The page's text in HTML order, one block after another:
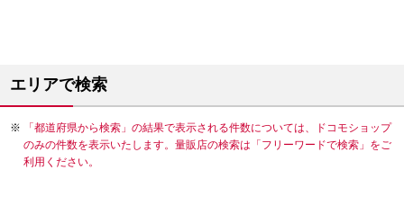
エリアで検索
「都道府県から検索」の結果で表示される件数については、ドコモショップ
のみの件数を表示いたします。量販店の検索は「フリーワードで検索」をご
利用ください。